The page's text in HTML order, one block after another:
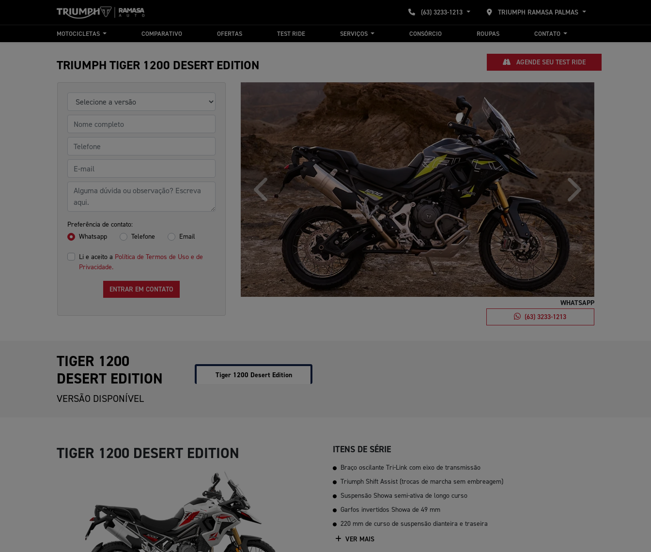
(63) 3233-1213 TRIUMPH RAMASA PALMAS
MOTOCICLETAS COMPARATIVO OFERTAS TEST RIDE SERVIÇOS CONSÓRCIO ROUPAS CONTATO
TRIUMPH TIGER 1200 DESERT EDITION AGENDE SEU TEST RIDE
Preferência de contato:
Whatsapp
Telefone Email
Li e aceito a Política de Termos de Uso e de
Privacidade.
ENTRAR EM CONTATO
Anterior Próximo
WHATSAPP
(63) 3233-1213
TIGER 1200
DESERT EDITION
VERSÃO DISPONÍVEL
Tiger 1200 Desert Edition
TIGER 1200 DESERT EDITION ITENS DE SÉRIE
Braço oscilante Tri-Link com eixo de transmissão
Triumph Shift Assist (trocas de marcha sem embreagem)
Suspensão Showa semi-ativa de longo curso
Garfos invertidos Showa de 49 mm
220 mm de curso de suspensão dianteira e traseira
VER MAIS